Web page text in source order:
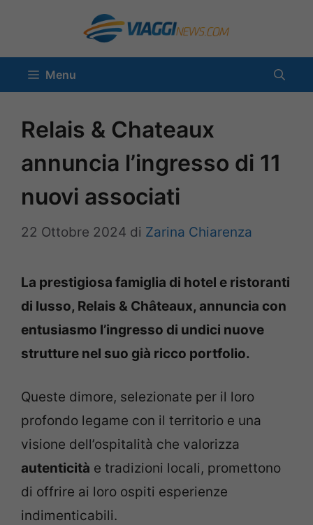
contenuto
Menu
Relais & Chateaux
annuncia l’ingresso di 11
nuovi associati
22 Ottobre 2024 di Zarina Chiarenza
La prestigiosa famiglia di hotel e ristoranti
di lusso, Relais & Châteaux, annuncia con
entusiasmo l’ingresso di undici nuove
strutture nel suo già ricco portfolio.
Queste dimore, selezionate per il loro
profondo legame con il territorio e una
visione dell’ospitalità che valorizza
autenticità e tradizioni locali, promettono
di offrire ai loro ospiti esperienze
indimenticabili.